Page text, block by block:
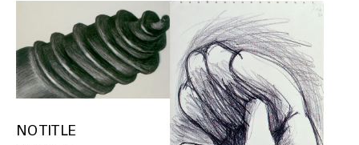
NO TITLE